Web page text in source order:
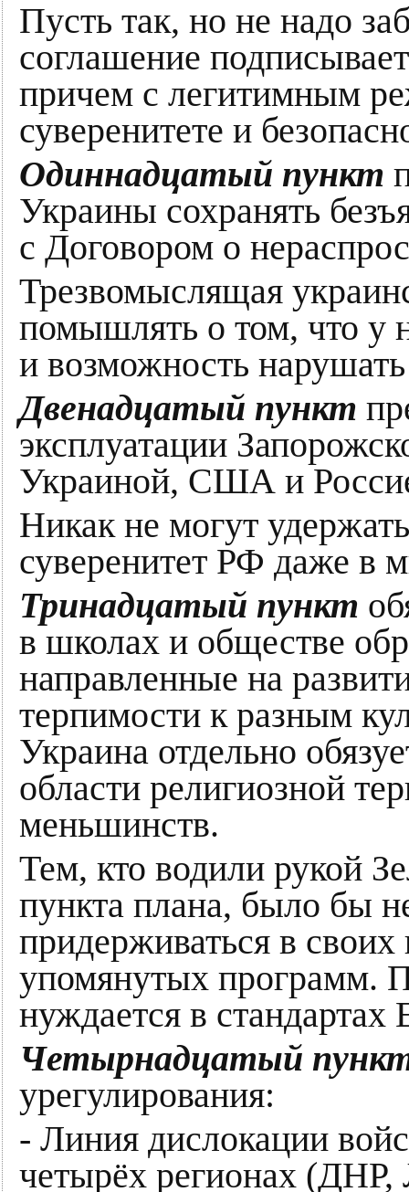
Пусть так, но не надо
соглашение
причем с легитимным
суверенитете и
Одиннадцатый пункт
Украины сохранять
с Договором о
Трезвомыслящая
помышлять о том, что у
и возможность
Двенадцатый пункт
эксплуатации
Украиной, США и
Никак не могут
суверенитет РФ даже в
Тринадцатый пункт
в школах и обществе
направленные на
терпимости к разным
Украина отдельно
области религиозной
меньшинств.
Тем, кто водили рукой
пункта плана, было бы
придерживаться в
упомянутых программ.
нуждается в стандартах
Четырнадцатый
урегулирования:
- Линия дислокации
четырёх регионах